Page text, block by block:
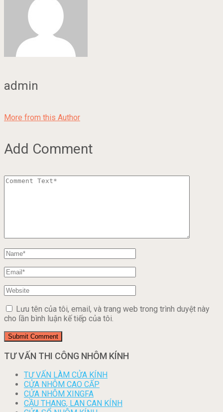
admin
More from this Author
Add Comment
Lưu tên của tôi, email, và trang web trong trình duyệt này
cho lần bình luận kế tiếp của tôi.
TƯ VẤN THI CÔNG NHÔM KÍNH
TƯ VẤN LÀM CỬA KÍNH
CỬA NHÔM CAO CẤP
CỬA NHÔM XINGFA
CẦU THANG, LAN CAN KÍNH